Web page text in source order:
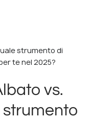
strumento di
te nel 2025?
vs.